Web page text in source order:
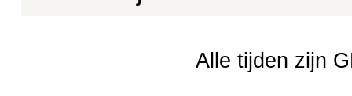
Alle tijden zijn